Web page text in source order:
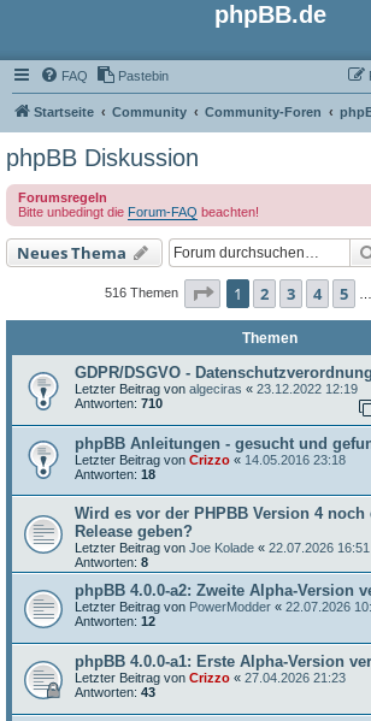
phpBB.de
FAQ Pastebin
Startseite Community Community-Foren
phpBB Diskussion
Forumsregeln
Bitte unbedingt die Forum-FAQ beachten!
Neues Thema
516 Themen Seite 1von 21
1 2 3 4 5
Themen
GDPR/DSGVO - Datenschutzverordnung
Letzter Beitrag von algeciras « 23.12.2022 12:19
Antworten: 710
phpBB Anleitungen - gesucht und
Letzter Beitrag von Crizzo « 14.05.2016 23:18
Antworten: 18
Wird es vor der PHPBB Version 4 noch
Release geben?
Letzter Beitrag von Joe Kolade « 22.07.2026 16:51
Antworten: 8
phpBB 4.0.0-a2: Zweite Alpha-Version
Letzter Beitrag von PowerModder « 22.07.2026
Antworten: 12
phpBB 4.0.0-a1: Erste Alpha-Version
Letzter Beitrag von Crizzo « 27.04.2026 21:23
Antworten: 43